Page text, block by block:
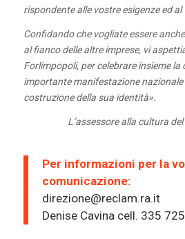
rispondente alle vostre esigenze ed
Confidando che vogliate essere
al fianco delle altre imprese, vi
Forlimpopoli, per celebrare insieme
importante manifestazione
costruzione della sua identità».
L’assessore alla cultura
Per informazioni per la
comunicazione:
direzione@reclam.ra.it
Denise Cavina cell. 335